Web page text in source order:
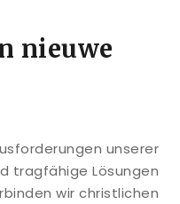
nieuwe
unserer
tragfähige Lösungen
wir christlichen